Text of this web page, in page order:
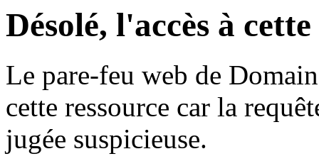
Désolé, l'accès à
Le pare-feu web de
cette ressource car la
jugée suspicieuse.